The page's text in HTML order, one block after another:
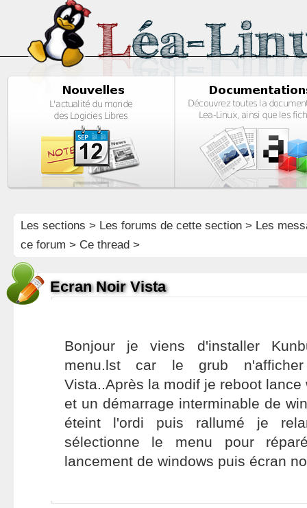
Les sections > Les forums de cette section> Les
ce forum > Ce thread >
Ecran Noir Vista
Bonjour je viens d'installer
menu.lst car le grub
Vista..Après la modif je reboot
et un démarrage interminable de
éteint l'ordi puis rallumé je
sélectionne le menu pour
lancement de windows puis écran